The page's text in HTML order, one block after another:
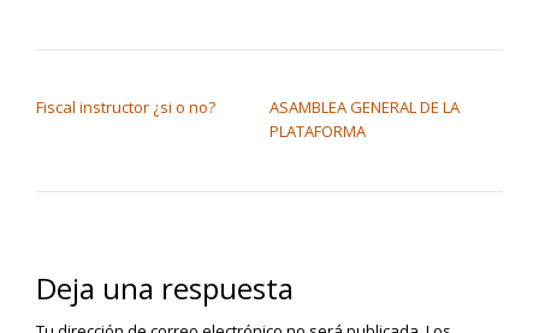
Fiscal instructor ¿si o no?
ASAMBLEA GENERAL DE LA
PLATAFORMA
Deja una respuesta